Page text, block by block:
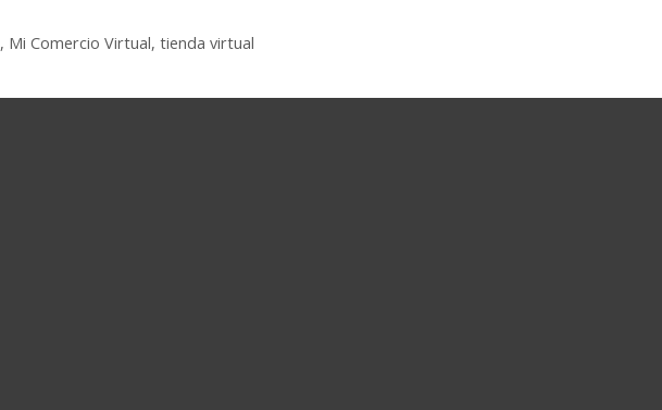
, Mi Comercio Virtual,tienda virtual